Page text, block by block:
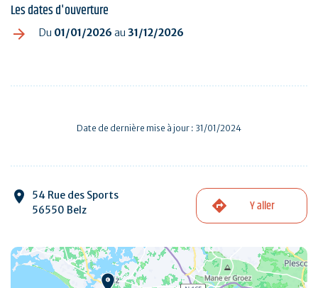
Les dates d'ouverture
Du 01/01/2026 au 31/12/2026
Date de dernière mise à jour : 31/01/2024
54 Rue des Sports
56550 Belz
Y aller